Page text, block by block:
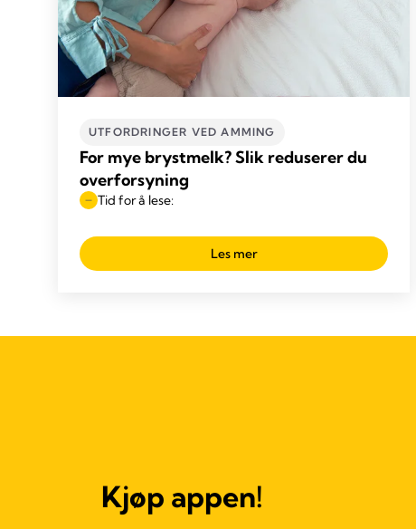
UTFORDRINGER VED AMMING
For mye brystmelk? Slik reduserer du
overforsyning
Tid for å lese:
Les mer
Kjøp appen!